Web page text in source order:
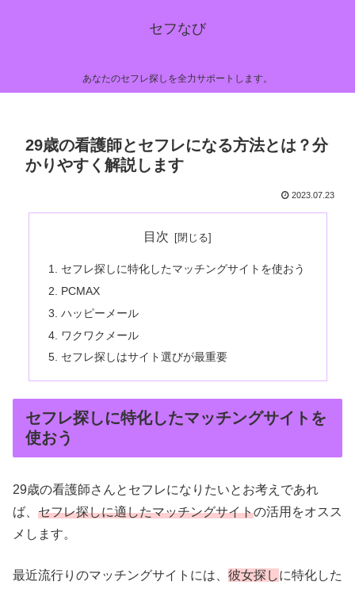
セフなび
あなたのセフレ探しを全力サポートします。
29歳の看護師とセフレになる方法とは？分
かりやすく解説します
2023.07.23
目次
セフレ探しに特化したマッチングサイトを使おう
PCMAX
ハッピーメール
ワクワクメール
セフレ探しはサイト選びが最重要
セフレ探しに特化したマッチングサイトを
使おう
29歳の看護師さんとセフレになりたいとお考えであれ
ば、 セフレ探しに適したマッチングサイトの活用をオスス
メします。
最近流行りのマッチングサイトには、 彼女探しに特化した